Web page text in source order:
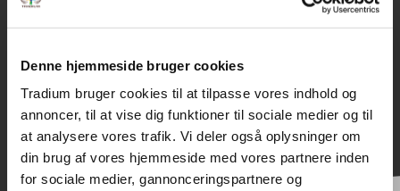
Denne hjemmeside bruger cookies
Tradium bruger cookies til at tilpasse vores indhold og
annoncer, til at vise dig funktioner til sociale medier og til
at analysere vores trafik. Vi deler også oplysninger om
din brug af vores hjemmeside med vores partnere inden
for sociale medier, gannonceringspartnere og
SØG OPTAGELSE